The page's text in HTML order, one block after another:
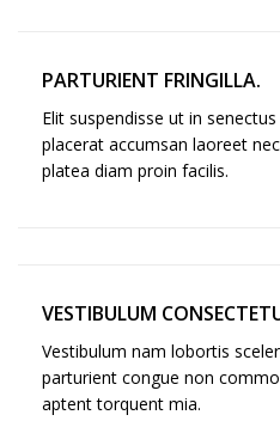
PARTURIENT FRINGILLA.
Elit suspendisse ut in
placerat accumsan laoreet
platea diam proin facilis.
VESTIBULUM
Vestibulum nam lobortis
parturient congue non
aptent torquent mia.